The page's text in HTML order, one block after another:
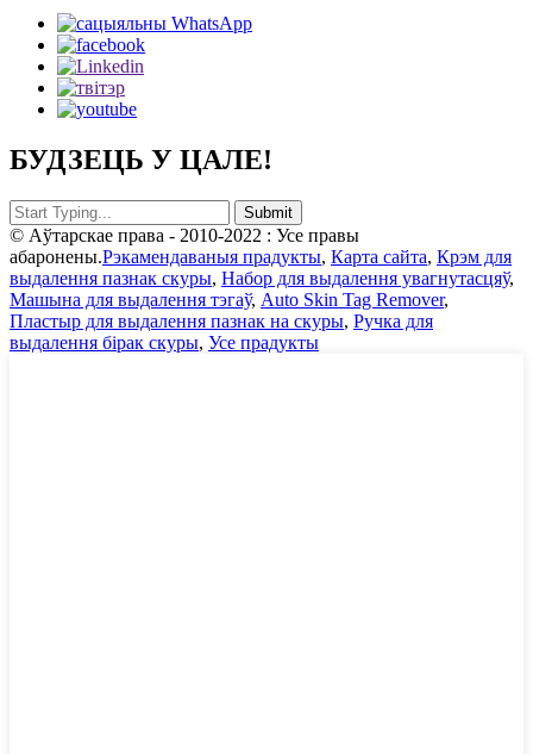
БУДЗЕЦЬ У ЦАЛЕ!
© Аўтарскае права - 2010-2022 : Усе правы
абаронены.Рэкамендаваныя прадукты, Карта сайта, Крэм для
выдалення пазнак скуры, Набор для выдалення увагнутасцяў,
Машына для выдалення тэгаў, Auto Skin Tag Remover,
Пластыр для выдалення пазнак на скуры, Ручка для
выдалення бірак скуры, Усе прадукты